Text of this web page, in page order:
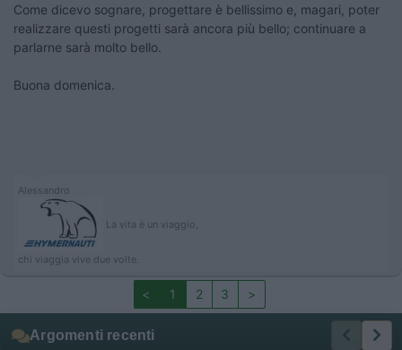
Come dicevo sognare, progettare è bellissimo e, magari, poter
realizzare questi progetti sarà ancora più bello; continuare a
parlarne sarà molto bello.
Buona domenica.
Alessandro
La vita è un viaggio,
chi viaggia vive due volte.
< 1 2 3 >
Argomenti recenti